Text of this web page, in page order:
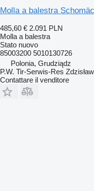
Molla a balestra
485,60 € 2.091 PLN
Molla a balestra
Stato nuovo
85003200 5010130726
Polonia, Grudziądz
P.W. Tir-Serwis-Res
Contattare il venditore